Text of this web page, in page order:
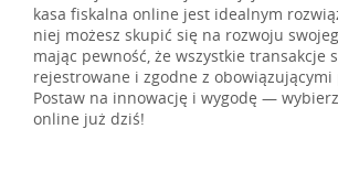
kasa fiskalna online jest idealnym
niej możesz skupić się na rozwoju
mając pewność, że wszystkie transakcje
rejestrowane i zgodne z obowiązującymi
Postaw na innowację i wygodę —
online już dziś!